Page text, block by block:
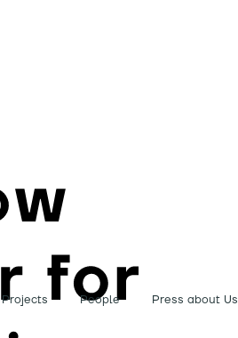
Projects People Press about Us